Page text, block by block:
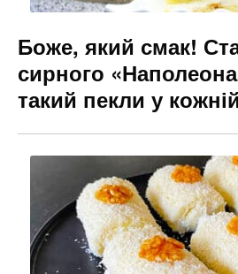
Боже, який смак!
сирного
такий пекли у